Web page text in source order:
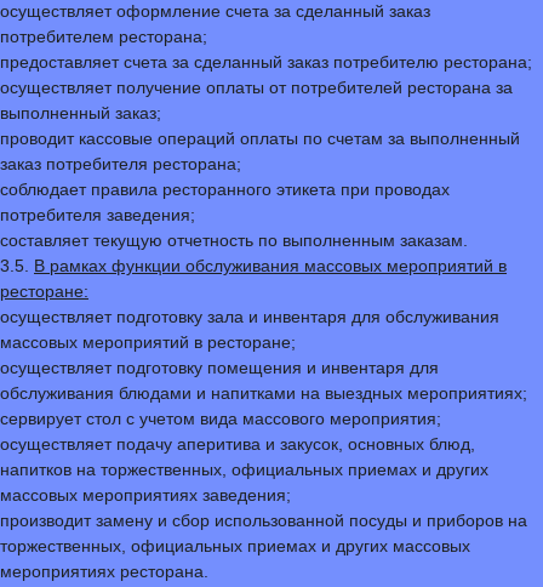
осуществляет оформление счета за сделанный заказ
потребителем ресторана;
предоставляет счета за сделанный заказ потребителю ресторана;
осуществляет получение оплаты от потребителей ресторана за
выполненный заказ;
проводит кассовые операций оплаты по счетам за выполненный
заказ потребителя ресторана;
соблюдает правила ресторанного этикета при проводах
потребителя заведения;
составляет текущую отчетность по выполненным заказам.
3.5. В рамках функции обслуживания массовых мероприятий в
ресторане:
осуществляет подготовку зала и инвентаря для обслуживания
массовых мероприятий в ресторане;
осуществляет подготовку помещения и инвентаря для
обслуживания блюдами и напитками на выездных мероприятиях;
сервирует стол с учетом вида массового мероприятия;
осуществляет подачу аперитива и закусок, основных блюд,
напитков на торжественных, официальных приемах и других
массовых мероприятиях заведения;
производит замену и сбор использованной посуды и приборов на
торжественных, официальных приемах и других массовых
мероприятиях ресторана.